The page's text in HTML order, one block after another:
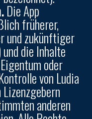
Die App
früherer,
und zukünftiger
die Inhalte
oder
von Ludia
anderen